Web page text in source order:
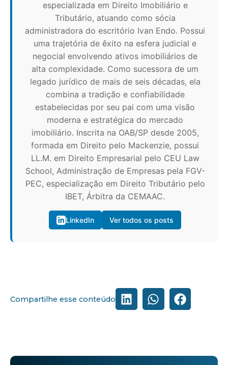
especializada em Direito Imobiliário e
Tributário, atuando como sócia
administradora do escritório Ivan Endo. Possui
uma trajetória de êxito na esfera judicial e
negocial envolvendo ativos imobiliários de
alta complexidade. Como sucessora de um
legado jurídico de mais de seis décadas, ela
combina a tradição e confiabilidade
estabelecidas por seu pai com uma visão
moderna e estratégica do mercado
imobiliário. Inscrita na OAB/SP desde 2005,
formada em Direito pelo Mackenzie, possui
LL.M. em Direito Empresarial pelo CEU Law
School, Administração de Empresas pela FGV-
PEC, especialização em Direito Tributário pelo
IBET, Árbitra da CEMAAC.
LinkedIn Ver todos os posts
Compartilhe esse conteúdo